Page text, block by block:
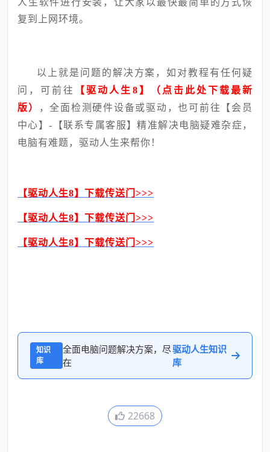
复到上网环境。
以上就是问题的解决方案，如对教程有任何疑
问，可前往
【驱动人生8】（点击此处下载最新
版）
，全面检测硬件设备或驱动，也可前往【会员
中心】-【联系专属客服】精准解决电脑疑难杂症，
电脑有难题，驱动人生来帮你！
【驱动人生8】下载传送门>>>
【驱动人生8】下载传送门>>>
【驱动人生8】下载传送门>>>
知识
库
全面电脑问题解决方案，尽
在
驱动人生知识
库
22668